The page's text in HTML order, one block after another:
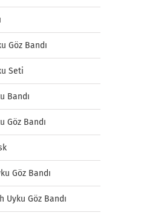
Göz Bandı
Seti
Bandı
Göz Bandı
Göz Bandı
Uyku Göz Bandı